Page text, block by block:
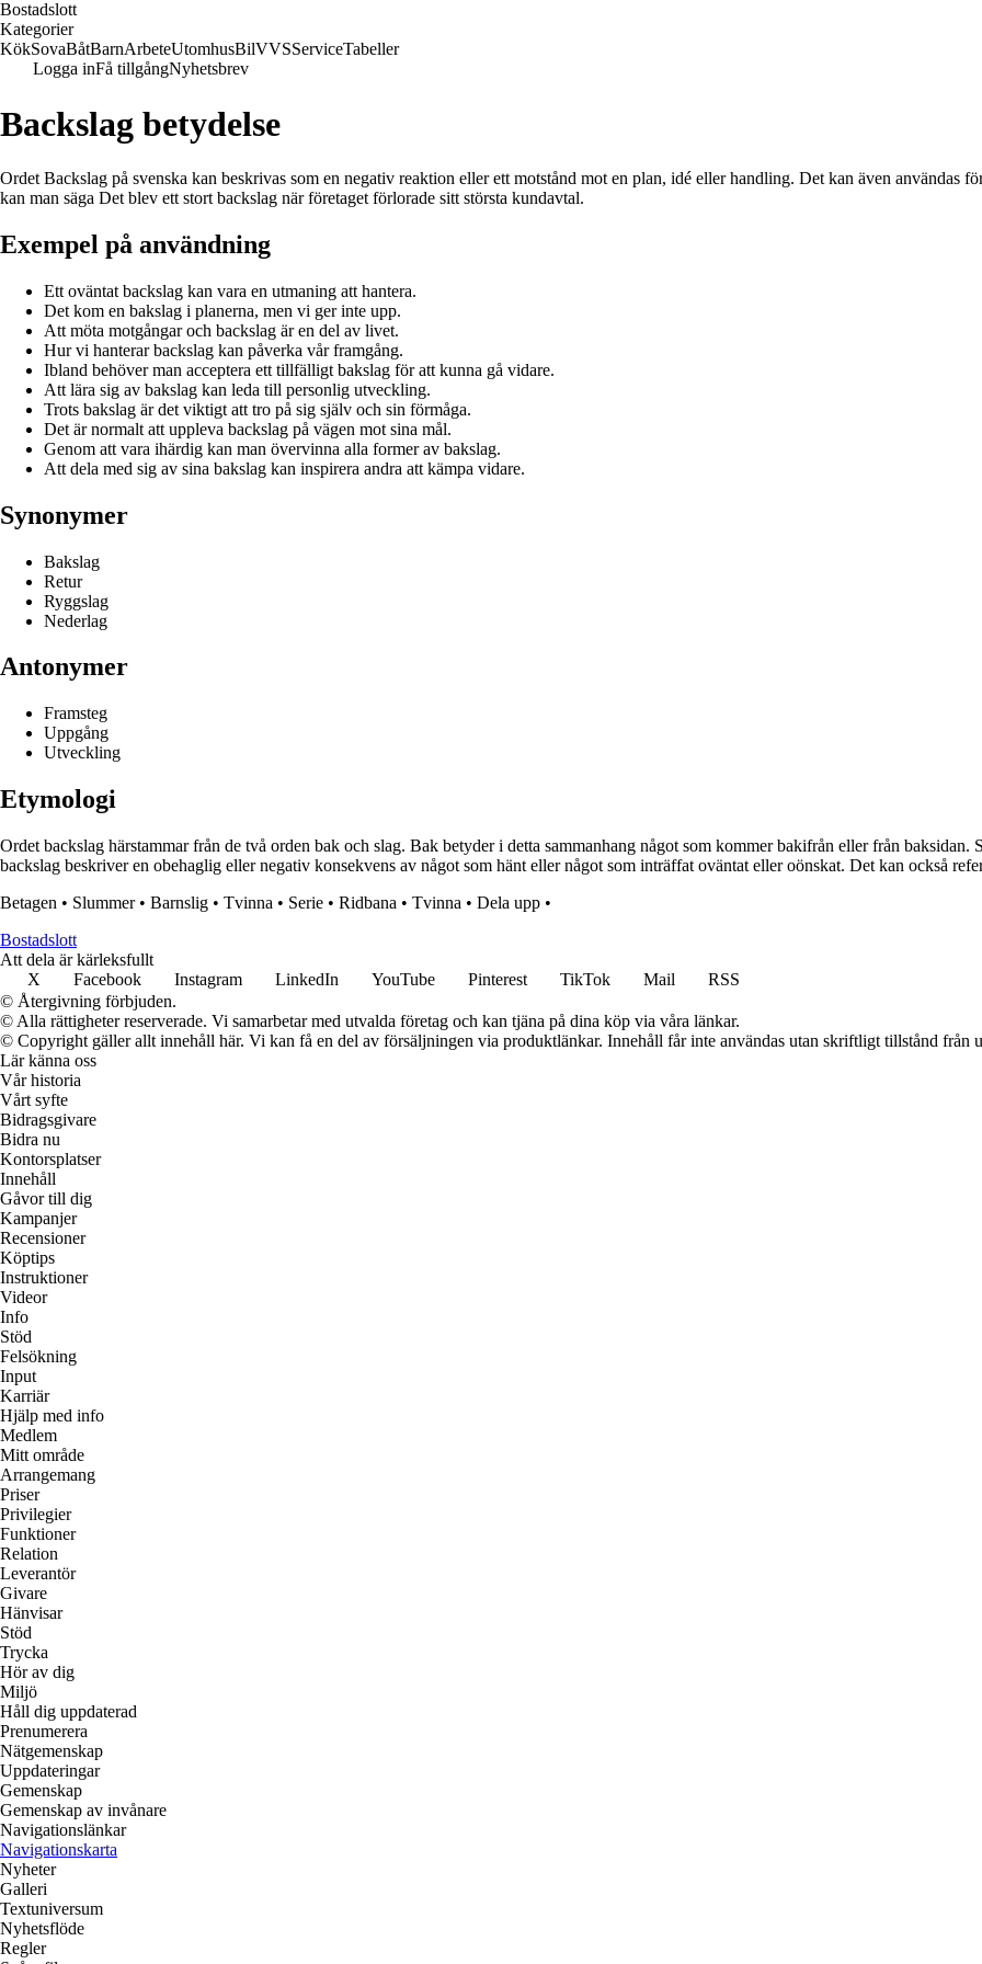
Bostadslott
Kategorier
KökSovaBåtBarnArbeteUtomhusBilVVSServiceTabeller
Logga inFå tillgångNyhetsbrev
Backslag betydelse
Ordet Backslag på svenska kan beskrivas som en negativ reaktion eller ett motstånd mot en plan, idé eller handling. Det kan även användas
kan man säga Det blev ett stort backslag när företaget förlorade sitt största kundavtal.
Exempel på användning
Ett oväntat backslag kan vara en utmaning att hantera.
Det kom en bakslag i planerna, men vi ger inte upp.
Att möta motgångar och backslag är en del av livet.
Hur vi hanterar backslag kan påverka vår framgång.
Ibland behöver man acceptera ett tillfälligt bakslag för att kunna gå vidare.
Att lära sig av bakslag kan leda till personlig utveckling.
Trots bakslag är det viktigt att tro på sig själv och sin förmåga.
Det är normalt att uppleva backslag på vägen mot sina mål.
Genom att vara ihärdig kan man övervinna alla former av bakslag.
Att dela med sig av sina bakslag kan inspirera andra att kämpa vidare.
Synonymer
Bakslag
Retur
Ryggslag
Nederlag
Antonymer
Framsteg
Uppgång
Utveckling
Etymologi
Ordet backslag härstammar från de två orden bak och slag. Bak betyder i detta sammanhang något som kommer bakifrån eller från baksidan.
backslag beskriver en obehaglig eller negativ konsekvens av något som hänt eller något som inträffat oväntat eller oönskat. Det kan också
Betagen • Slummer• Barnslig • Tvinna • Serie • Ridbana • Tvinna • Dela upp •
Bostadslott
Att dela är kärleksfullt
X
Facebook Instagram LinkedIn YouTube Pinterest TikTok Mail
RSS
© Återgivning förbjuden.
© Alla rättigheter reserverade. Vi samarbetar med utvalda företag och kan tjäna på dina köp via våra länkar.
© Copyright gäller allt innehåll här. Vi kan få en del av försäljningen via produktlänkar. Innehåll får inte användas utan skriftligt tillstånd från
Lär känna oss
Vår historia
Vårt syfte
Bidragsgivare
Bidra nu
Kontorsplatser
Innehåll
Gåvor till dig
Kampanjer
Recensioner
Köptips
Instruktioner
Videor
Info
Stöd
Felsökning
Input
Karriär
Hjälp med info
Medlem
Mitt område
Arrangemang
Priser
Privilegier
Funktioner
Relation
Leverantör
Givare
Hänvisar
Stöd
Trycka
Hör av dig
Miljö
Håll dig uppdaterad
Prenumerera
Nätgemenskap
Uppdateringar
Gemenskap
Gemenskap av invånare
Navigationslänkar
Navigationskarta
Nyheter
Galleri
Textuniversum
Nyhetsflöde
Regler